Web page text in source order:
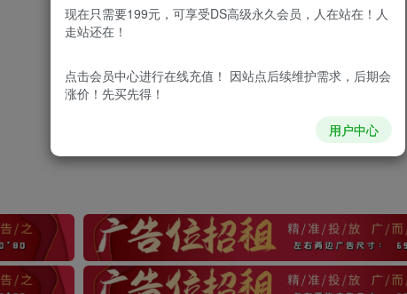
现在只需要199元，可享受DS高级永久会员，人在站在！人
走站还在！
点击会员中心进行在线充值！ 因站点后续维护需求，后期会
涨价！先买先得！
用户中心